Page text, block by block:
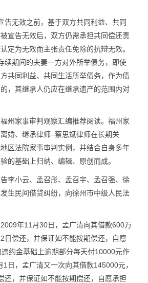
告无效之前，基于双方共同利益、共同
宣告无效后，双方仍需承担共同偿还责
定为无效而主张责任免除的抗辩无效。
续期间的夫妻一方对外所举债务，即使
共同利益、共同生活所举债务，作为债
，其继承人仍应在继承遗产的范围内对
家事审判观察汇编推荐阅读。福州家
婚、继承律师–蔡思斌律师在长期关
区法院家事审判实例，并结合自身多年
的基础上归纳、编辑、原创而成。
李小云、孟召彤、孟召宇、孟召强、徐
生民间借贷纠纷，向徐州市中级人民法
年11月30日，孟广清向其借款600万
日偿还，并保证如不能按期偿还，自愿
约金基础上逾期部分每天付10000元作
日，孟广清又一次向其借款145000元，
还，并保证如不能按期偿还，自愿承担